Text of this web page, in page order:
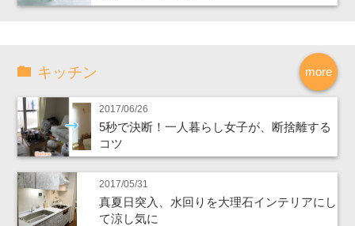
more
キッチン
2017/06/26
5秒で決断！一人暮らし女子が、断捨離する
コツ
2017/05/31
真夏日突入、水回りを大理石インテリアにし
て涼し気に